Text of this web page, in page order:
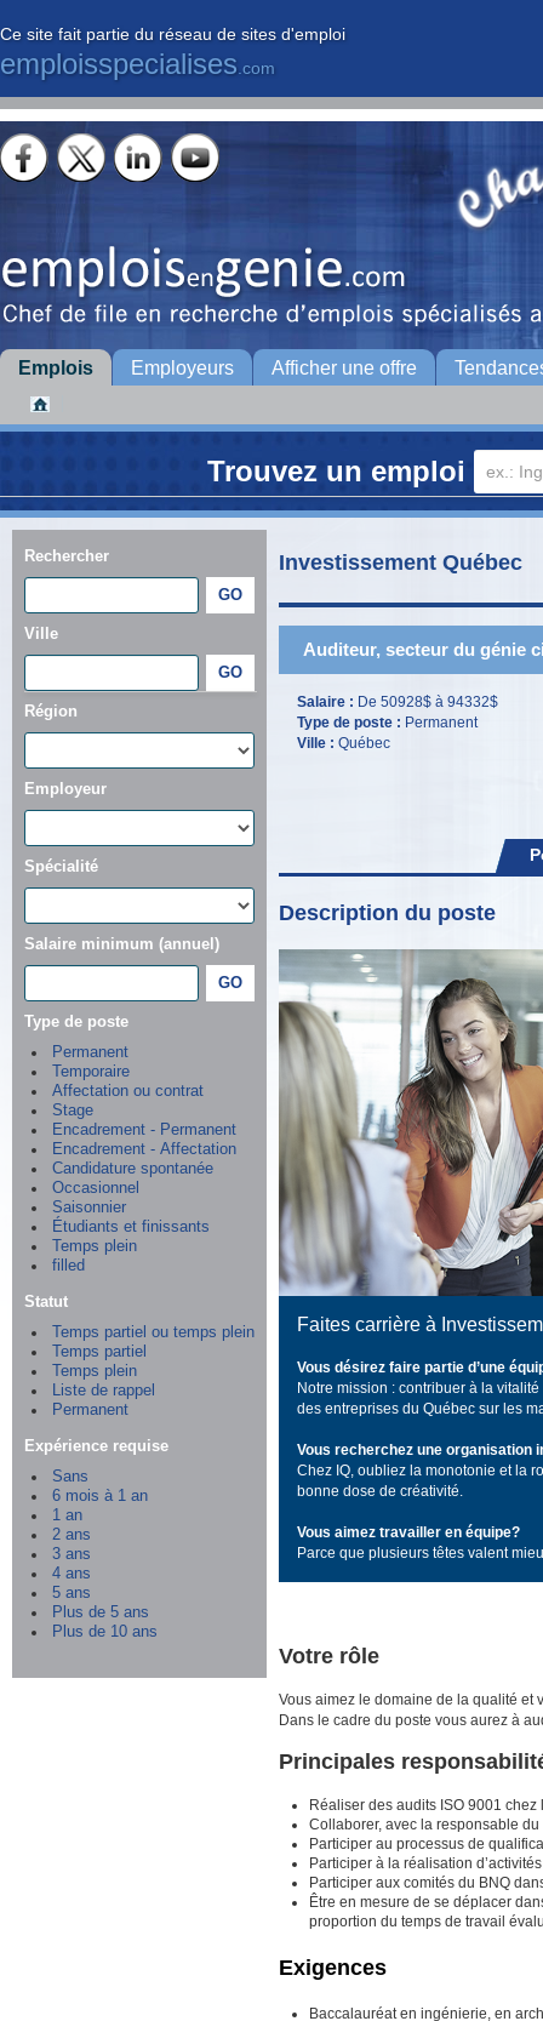
Ce site fait partie du réseau de sites d'emploi
emploisspecialises .com
Emplois Employeurs Afficher une offre
Trouvez un emploi
Rechercher
Ville
Région
Employeur
Spécialité
Salaire minimum (annuel)
Type de poste
Permanent
Temporaire
Affectation ou contrat
Stage
Encadrement - Permanent
Encadrement - Affectation
Candidature spontanée
Occasionnel
Saisonnier
Étudiants et finissants
Temps plein
filled
Statut
Temps partiel ou temps plein
Temps partiel
Temps plein
Liste de rappel
Permanent
Expérience requise
Sans
6 mois à 1 an
1 an
2 ans
3 ans
4 ans
5 ans
Plus de 5 ans
Plus de 10 ans
Investissement Québec
Auditeur, secteur du génie
Salaire : De 50928$ à 94332$
Type de poste : Permanent
Ville : Québec
Description du poste
Faites carrière à
Vous désirez faire partie d’une
Notre mission : contribuer à la
des entreprises du Québec sur les
Vous recherchez une organisation
Chez IQ, oubliez la monotonie et la
bonne dose de créativité.
Vous aimez travailler en équipe?
Parce que plusieurs têtes valent
Votre rôle
Vous aimez le domaine de la qualité et
Dans le cadre du poste vous aurez à
Principales
Réaliser des audits ISO 9001 chez
Collaborer, avec la responsable
Participer au processus de
Participer à la réalisation
Participer aux comités du BNQ
Être en mesure de se déplacer
proportion du temps de travail
Exigences
Baccalauréat en ingénierie, en